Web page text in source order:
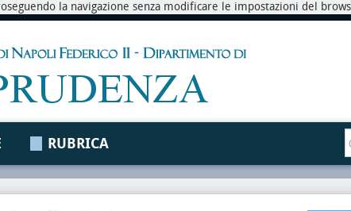
la navigazione senza modificare le impostazioni del
RUBRICA